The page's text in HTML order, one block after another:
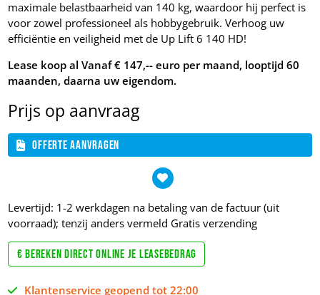
maximale belastbaarheid van 140 kg, waardoor hij perfect is
voor zowel professioneel als hobbygebruik. Verhoog uw
efficiëntie en veiligheid met de Up Lift 6 140 HD!
Lease koop al Vanaf € 147,-- euro per maand, looptijd 60
maanden, daarna uw eigendom.
Prijs op aanvraag
Offerte aanvragen
Levertijd: 1-2 werkdagen na betaling van de factuur (uit
voorraad); tenzij anders vermeld Gratis verzending
€ Bereken direct online je leasebedrag
Klantenservice geopend tot 22:00